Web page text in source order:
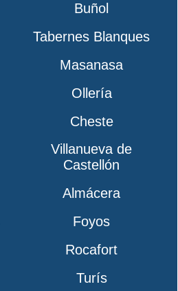
Buñol
Tabernes Blanques
Masanasa
Ollería
Cheste
Villanueva de
Castellón
Almácera
Foyos
Rocafort
Turís